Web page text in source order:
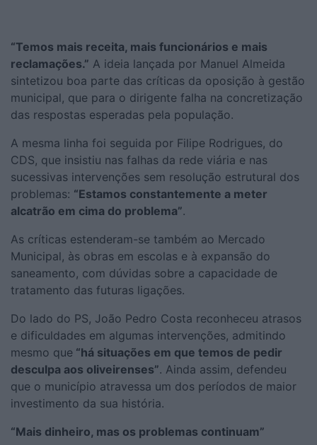
“Temos mais receita, mais funcionários e mais
reclamações.” A ideia lançada por Manuel Almeida
sintetizou boa parte das críticas da oposição à gestão
municipal, que para o dirigente falha na concretização
das respostas esperadas pela população.
A mesma linha foi seguida por Filipe Rodrigues, do
CDS, que insistiu nas falhas da rede viária e nas
sucessivas intervenções sem resolução estrutural dos
problemas: “Estamos constantemente a meter
alcatrão em cima do problema”.
As críticas estenderam-se também ao Mercado
Municipal, às obras em escolas e à expansão do
saneamento, com dúvidas sobre a capacidade de
tratamento das futuras ligações.
Do lado do PS, João Pedro Costa reconheceu atrasos
e dificuldades em algumas intervenções, admitindo
mesmo que “há situações em que temos de pedir
desculpa aos oliveirenses”. Ainda assim, defendeu
que o município atravessa um dos períodos de maior
investimento da sua história.
“Mais dinheiro, mas os problemas continuam”